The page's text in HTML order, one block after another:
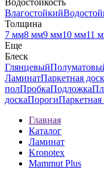
Водостойкость
Влагостойкий
Толщина
7 мм8 мм9 мм10 мм11
Еще
Блеск
Глянцевый
ЛаминатПаркетная
полПробкаПодложка
доскаПороги
Главная
Каталог
Ламинат
Kronotex
Mammut Plus